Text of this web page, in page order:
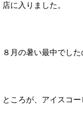
店に入りました。
８月の暑い最中でし
ところが、アイスコ